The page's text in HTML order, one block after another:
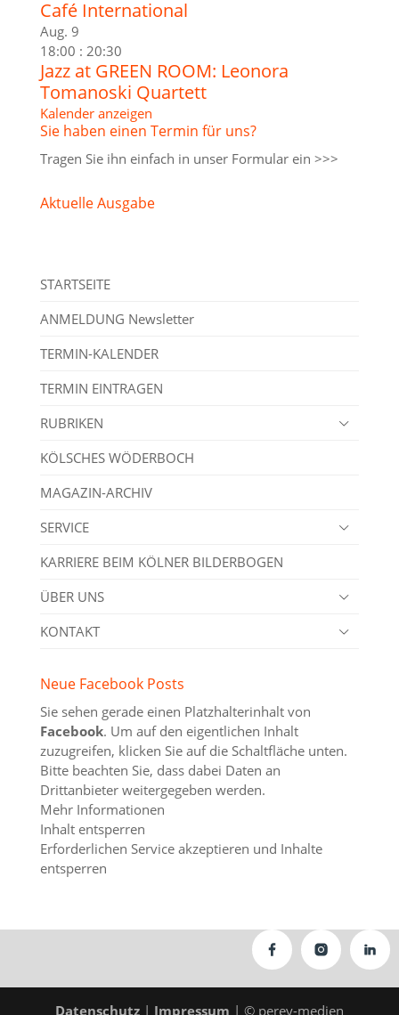
Café International
Aug. 9
18:00 : 20:30
Jazz at GREEN ROOM: Leonora
Tomanoski Quartett
Kalender anzeigen
Sie haben einen Termin für uns?
Tragen Sie ihn einfach in unser Formular ein >>>
Aktuelle Ausgabe
STARTSEITE
ANMELDUNG Newsletter
TERMIN-KALENDER
TERMIN EINTRAGEN
RUBRIKEN
KÖLSCHES WÖDERBOCH
MAGAZIN-ARCHIV
SERVICE
KARRIERE BEIM KÖLNER BILDERBOGEN
ÜBER UNS
KONTAKT
Neue Facebook Posts
Sie sehen gerade einen Platzhalterinhalt von
Facebook. Um auf den eigentlichen Inhalt
zuzugreifen, klicken Sie auf die Schaltfläche unten.
Bitte beachten Sie, dass dabei Daten an
Drittanbieter weitergegeben werden.
Mehr Informationen
Inhalt entsperren
Erforderlichen Service akzeptieren und Inhalte
entsperren
Datenschutz| Impressum | © perey-medien